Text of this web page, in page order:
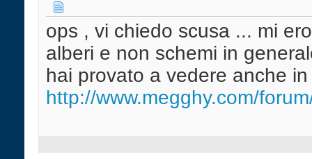
ops , vi chiedo scusa ... mi
alberi e non schemi in
hai provato a vedere anche
http://www.megghy.com/